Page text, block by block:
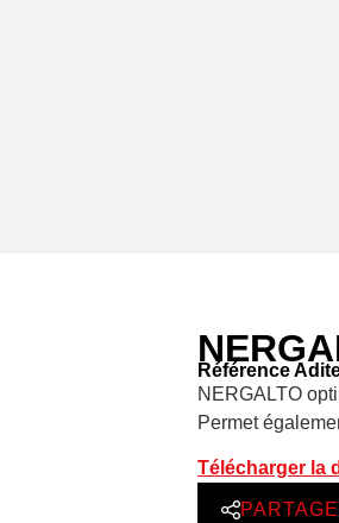
Référence
NERGALTO
Permet
Télécharger la